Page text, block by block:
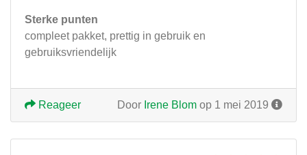
Sterke punten
compleet pakket, prettig in gebruik en
gebruiksvriendelijk
Door Irene Blom op 1 mei 2019
Reageer